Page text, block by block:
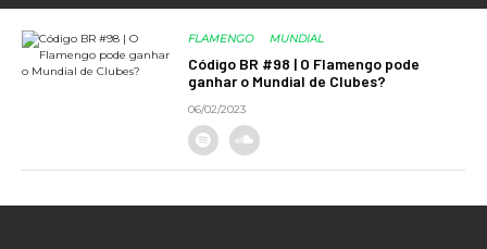
FLAMENGO MUNDIAL
Código BR #98 | O Flamengo pode
ganhar o Mundial de Clubes?
06/02/2023